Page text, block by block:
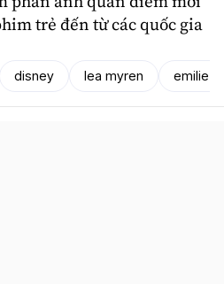
trẻ đến từ các quốc gia
disney lea myren emilie